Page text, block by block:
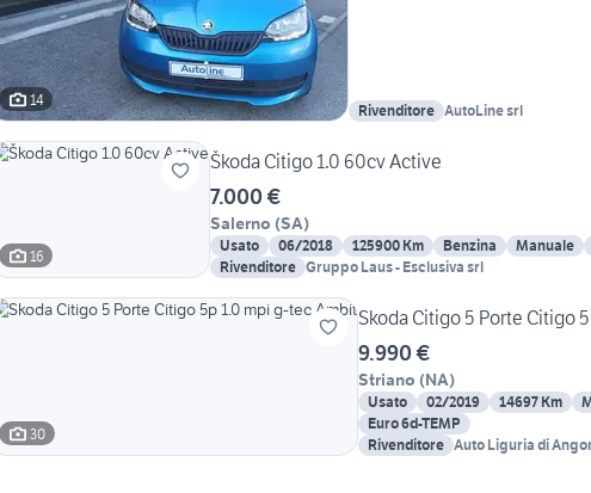
14
Rivenditore AutoLine srl
16
Škoda Citigo 1.0 60cv Active
7.000 €
Salerno (SA)
Usato 06/2018 125900 Km Benzina Manuale
Rivenditore Gruppo Laus - Esclusiva srl
30
Skoda Citigo 5 Porte Citigo
9.990 €
Striano (NA)
Usato 02/2019 14697 Km
Euro 6d-TEMP
Rivenditore Auto Liguria di